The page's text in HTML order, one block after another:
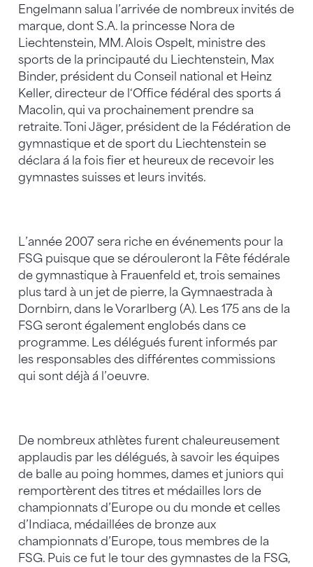
Engelmann salua l’arrivée de nombreux invités de
marque, dont S.A. la princesse Nora de
Liechtenstein, MM. Alois Ospelt, ministre des
sports de la principauté du Liechtenstein, Max
Binder, président du Conseil national et Heinz
Keller, directeur de l‘Office fédéral des sports á
Macolin, qui va prochainement prendre sa
retraite. Toni Jäger, président de la Fédération de
gymnastique et de sport du Liechtenstein se
déclara á la fois fier et heureux de recevoir les
gymnastes suisses et leurs invités.
L’année 2007 sera riche en événements pour la
FSG puisque que se dérouleront la Fête fédérale
de gymnastique à Frauenfeld et, trois semaines
plus tard à un jet de pierre, la Gymnaestrada à
Dornbirn, dans le Vorarlberg (A). Les 175 ans de la
FSG seront également englobés dans ce
programme. Les délégués furent informés par
les responsables des différentes commissions
qui sont déjà á l’oeuvre.
De nombreux athlètes furent chaleureusement
applaudis par les délégués, à savoir les équipes
de balle au poing hommes, dames et juniors qui
remportèrent des titres et médailles lors de
championnats d’Europe ou du monde et celles
d’Indiaca, médaillées de bronze aux
championnats d’Europe, tous membres de la
FSG. Puis ce fut le tour des gymnastes de la FSG,